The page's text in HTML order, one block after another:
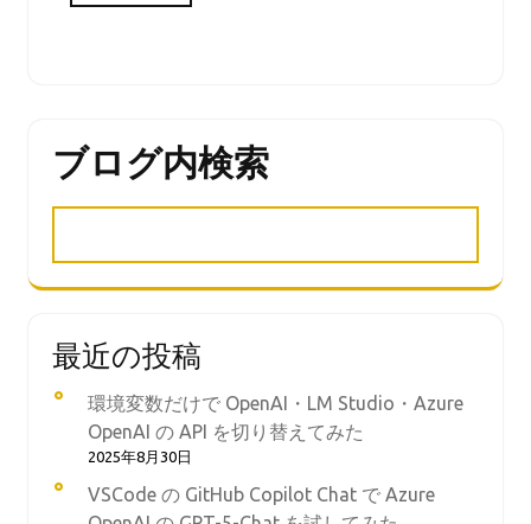
ブログ内検索
最近の投稿
環境変数だけで OpenAI・LM Studio・Azure
OpenAI の API を切り替えてみた
2025年8月30日
VSCode の GitHub Copilot Chat で Azure